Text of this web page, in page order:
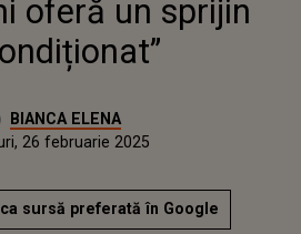
oferă un sprijin
BIANCA ELENA
26 februarie 2025
sursă preferată în Google